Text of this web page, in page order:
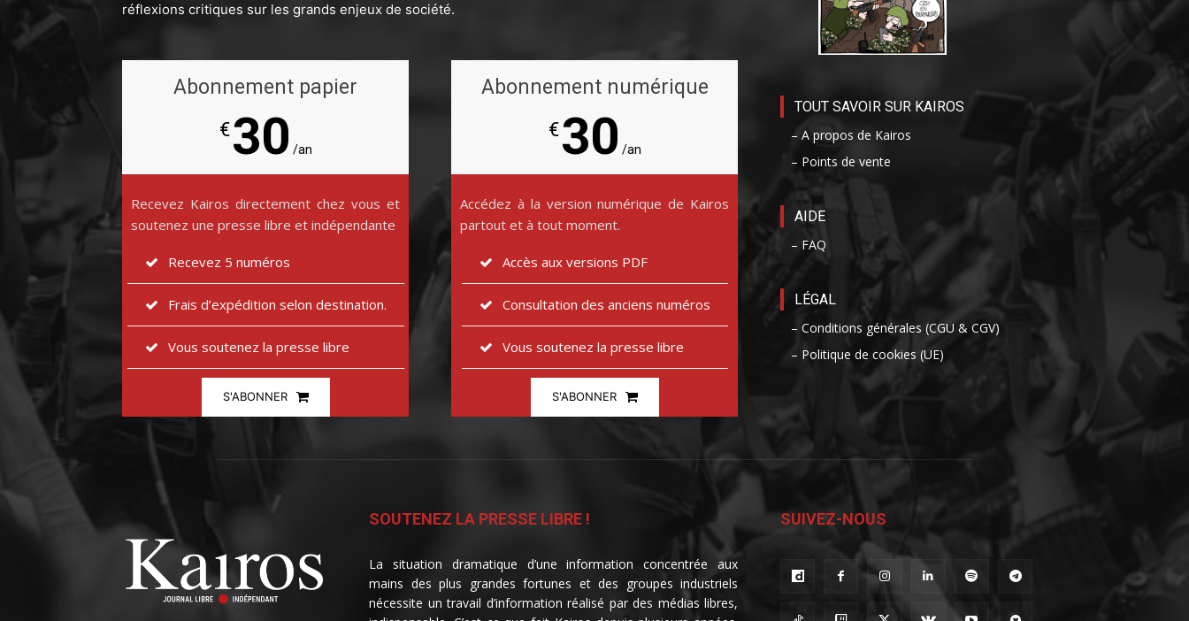
réflexions critiques sur les grands enjeux de société.
Abonnement papier
€30 /an
Recevez Kairos directement chez vous et
soutenez une presse libre et indépendante
Recevez 5 numéros
Frais d’expédition selon destination.
Vous soutenez la presse libre
S'ABONNER
Abonnement numérique
€30 /an
Accédez à la version numérique de Kairos
partout et à tout moment.
Accès aux versions PDF
Consultation des anciens numéros
Vous soutenez la presse libre
S'ABONNER
TOUT SAVOIR SUR KAIROS
– A propos de Kairos
– Points de vente
AIDE
– FAQ
LÉGAL
– Conditions générales (CGU & CGV)
– Politique de cookies (UE)
SOUTENEZ LA PRESSE LIBRE !
La situation dramatique d’une information concentrée aux
mains des plus grandes fortunes et des groupes industriels
nécessite un travail d’information réalisé par des médias libres,
SUIVEZ-NOUS